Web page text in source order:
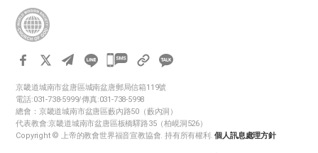
카
오
톡
공
京畿道城南市盆唐區城南盆唐郵局信箱119號
電話:031-738-5999/傳真:031-738-5998
總會：京畿道城南市盆唐區藪內路50（藪內洞）
代表教會:京畿道城南市盆唐區板橋驛路35（柏峴洞526）
Copyright © 上帝的教會世界福音宣教協會. 持有所有權利.個人訊息處理方針